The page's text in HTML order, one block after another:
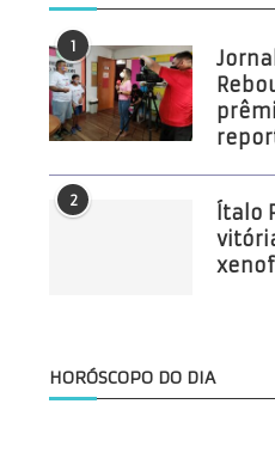
COMUNIDADES CAATINGA,
1
2
Ítalo
HORÓSCOPO DO DIA